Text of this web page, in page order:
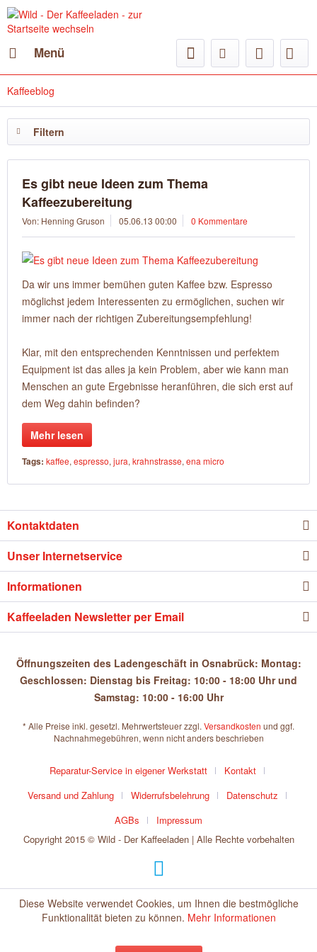
Menü
Kaffeeblog
Filtern
Es gibt neue Ideen zum Thema
Kaffeezubereitung
Von: Henning Gruson 05.06.13 00:00 0 Kommentare
Da wir uns immer bemühen guten Kaffee bzw. Espresso
möglichst jedem Interessenten zu ermöglichen, suchen wir
immer nach der richtigen Zubereitungsempfehlung!
Klar, mit den entsprechenden Kenntnissen und perfektem
Equipment ist das alles ja kein Problem, aber wie kann man
Menschen an gute Ergebnisse heranführen, die sich erst auf
dem Weg dahin befinden?
Mehr lesen
Tags: kaffee, espresso, jura, krahnstrasse, ena micro
Kontaktdaten
Unser Internetservice
Informationen
Kaffeeladen Newsletter per Email
Öffnungszeiten des Ladengeschäft in Osnabrück: Montag:
Geschlossen: Dienstag bis Freitag: 10:00 - 18:00 Uhr und
Samstag: 10:00 - 16:00 Uhr
* Alle Preise inkl. gesetzl. Mehrwertsteuer zzgl. Versandkosten und ggf.
Nachnahmegebühren, wenn nicht anders beschrieben
Reparatur-Service in eigener Werkstatt
Kontakt
Versand und Zahlung
Widerrufsbelehrung
Datenschutz
AGBs
Impressum
Copyright 2015 © Wild - Der Kaffeeladen | Alle Rechte vorbehalten
Diese Website verwendet Cookies, um Ihnen die bestmögliche
Funktionalität bieten zu können. Mehr Informationen